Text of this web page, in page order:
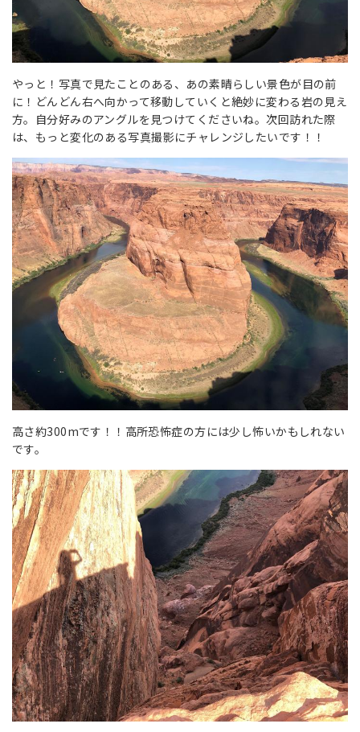
やっと！写真で見たことのある、あの素晴らしい景色が目の前
に！どんどん右へ向かって移動していくと絶妙に変わる岩の見え
方。自分好みのアングルを見つけてくださいね。次回訪れた際
は、もっと変化のある写真撮影にチャレンジしたいです！！
高さ約300mです！！高所恐怖症の方には少し怖いかもしれない
です。